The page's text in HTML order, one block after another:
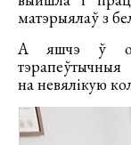
матэрыялаў з
А яшчэ ў
на невялікую